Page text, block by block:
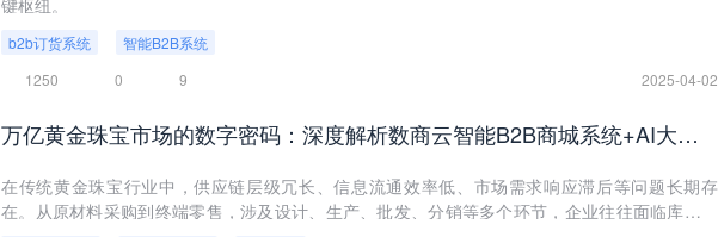
键枢纽。
b2b订货系统
智能B2B系统
1250
0 9 2025-04-02
万亿黄金珠宝市场的数字密码：深度解析数商云智能B2B商城系统+AI大模型生态布局
在传统黄金珠宝行业中，供应链层级冗长、信息流通效率低、市场需求响应滞后等问题长期存
在。从原材料采购到终端零售，涉及设计、生产、批发、分销等多个环节，企业往往面临库存积